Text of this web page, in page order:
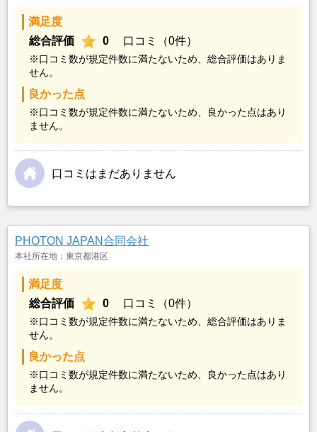
満足度
総合評価
0 口コミ（0件）
※口コミ数が規定件数に満たないため、総合評価はありま
せん。
良かった点
※口コミ数が規定件数に満たないため、良かった点はあり
ません。
口コミはまだありません
PHOTON JAPAN合同会社
本社所在地：東京都港区
満足度
総合評価
0 口コミ（0件）
※口コミ数が規定件数に満たないため、総合評価はありま
せん。
良かった点
※口コミ数が規定件数に満たないため、良かった点はあり
ません。